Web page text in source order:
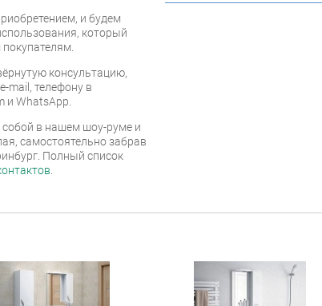
и будем
который
консультацию,
mail, телефону в
и WhatsApp.
в нашем шоу-руме и
самостоятельно забрав
Полный список